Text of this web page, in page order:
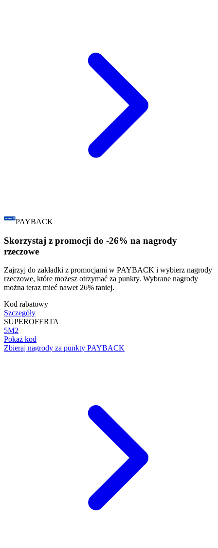
PAYBACK
Skorzystaj z promocji do -26% na nagrody
rzeczowe
Zajrzyj do zakładki z promocjami w PAYBACK i wybierz nagrody
rzeczowe, które możesz otrzymać za punkty. Wybrane nagrody
można teraz mieć nawet 26% taniej.
Kod rabatowy
Szczegóły
SUPEROFERTA
5M2
Pokaż kod
Zbieraj nagrody za punkty PAYBACK